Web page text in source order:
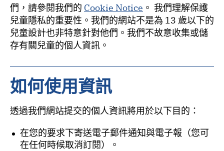
們，請參閱我們的 Cookie Notice 。 我們理解保護
兒童隱私的重要性。我們的網站不是為 13 歲以下的
兒童設計也非特意針對他們。我們不故意收集或儲
存有關兒童的個人資訊。
如何使用資訊
透過我們網站提交的個人資訊將用於以下目的：
在您的要求下寄送電子郵件通知與電子報（您可
在任何時候取消訂閱）。